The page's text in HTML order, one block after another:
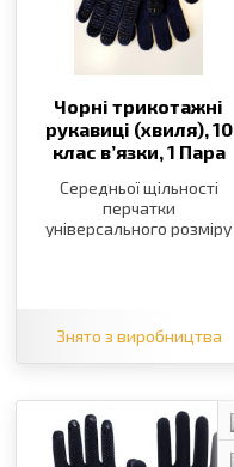
Чорні трикотажні
рукавиці (хвиля), 10
клас в’язки, 1 Пара
Середньої щільності
перчатки
універсального розміру
Знято з виробництва